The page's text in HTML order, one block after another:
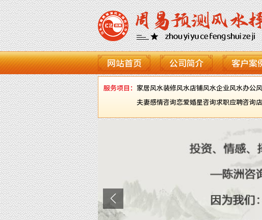
网站首页 公司简介 客户案
服务项目： 家居风水装修风水店铺风水企业风水办公
夫妻感情咨询恋爱婚星咨询求职应聘咨询